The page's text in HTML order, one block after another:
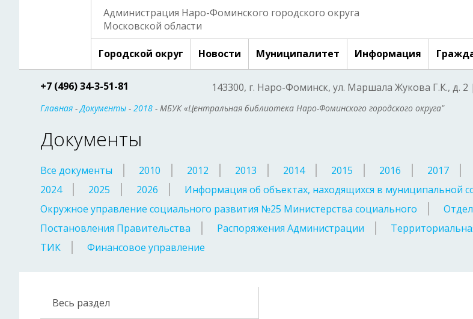
Администрация Наро-Фоминского городского округа
Московской области
Городской округ Новости Муниципалитет Информация
+7 (496) 34-3-51-81 143300, г. Наро-Фоминск, ул. Маршала Жукова Г.К., д.
Главная -Документы - 2018 - МБУК «Центральная библиотека Наро-Фоминского городского округа"
Документы
Все документы 2010 2012 2013 2014 2015 2016 2017
2024
2025 2026 Информация об объектах, находящихся в муниципальной
Окружное управление социального развития №25 Министерства социального
Постановления Правительства
Распоряжения Администрации
ТИК
Финансовое управление
Весь раздел